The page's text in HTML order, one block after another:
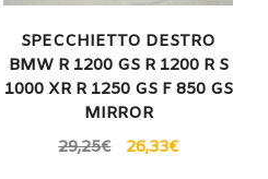
SPECCHIETTO DESTRO
BMW R 1200 GS R 1200 R S
1000 XR R 1250 GS F 850 GS
MIRROR
29,25€ 26,33€